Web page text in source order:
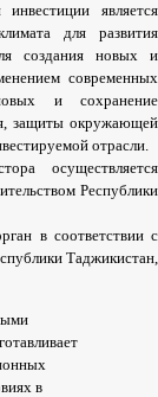
инвестиции
является
для
развития
создания новых
и
современных
и
сохранение
,защиты окружающей
отрасли.
осуществляется
Республики
в соответствии с
Таджикистан,
в